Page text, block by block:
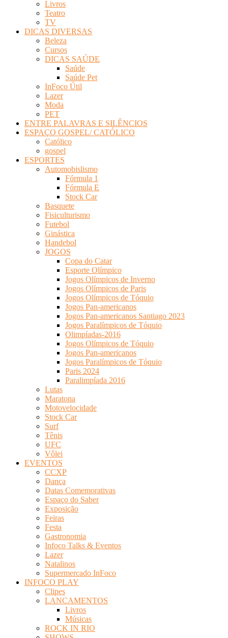
Livros
Teatro
TV
DICAS DIVERSAS
Beleza
Cursos
DICAS SAÚDE
Saúde
Saúde Pet
InFoco Útil
Lazer
Moda
PET
ENTRE PALAVRAS E SILÊNCIOS
ESPAÇO GOSPEL/ CATÓLICO
Católico
gospel
ESPORTES
Automobislismo
Fórmula 1
Fórmula E
Stock Car
Basquete
Fisiculturismo
Futebol
Ginástica
Handebol
JOGOS
Copa do Catar
Esporte Olímpico
Jogos Olímpicos de Inverno
Jogos Olímpicos de Paris
Jogos Olímpicos de Tóquio
Jogos Pan-americanos
Jogos Pan-americanos Santiago 2023
Jogos Paralímpicos de Tóquio
Olimpíadas-2016
Jogos Olímpicos de Tóquio
Jogos Pan-americanos
Jogos Paralímpicos de Tóquio
Paris 2024
Paralimpíada 2016
Lutas
Maratona
Motovelocidade
Stock Car
Surf
Tênis
UFC
Vôlei
EVENTOS
CCXP
Dança
Datas Comemorativas
Espaço do Saber
Exposição
Feiras
Festa
Gastronomia
Infoco Talks & Eventos
Lazer
Natalinos
Supermercado InFoco
INFOCO PLAY
Clipes
LANÇAMENTOS
Livros
Músicas
ROCK IN RIO